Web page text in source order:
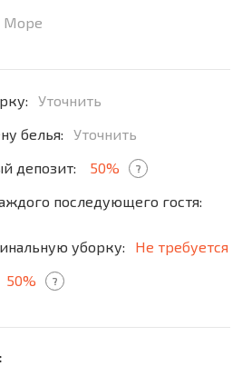
Море
Уточнить
белья:
Уточнить
депозит:
50% ?
последующего гостя:
уборку:
Не требуется
50% ?